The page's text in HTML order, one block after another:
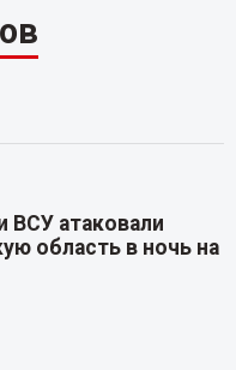
ВСУ атаковали
область в ночь на